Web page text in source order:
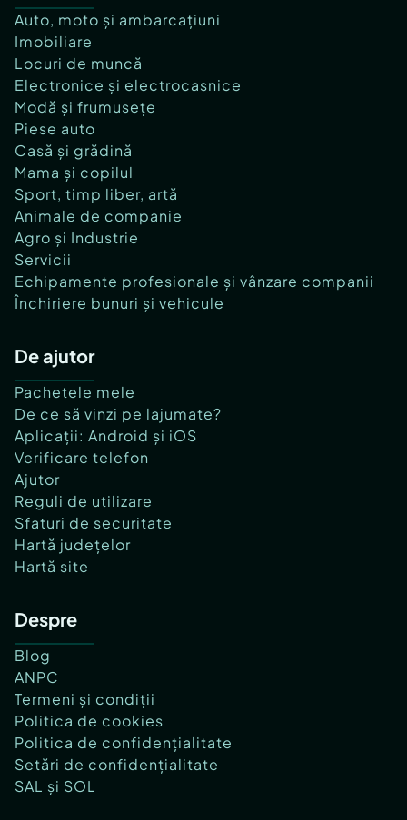
Auto, moto și ambarcațiuni
Imobiliare
Locuri de muncă
Electronice și electrocasnice
Modă și frumusețe
Piese auto
Casă și grădină
Mama și copilul
Sport, timp liber, artă
Animale de companie
Agro și Industrie
Servicii
Echipamente profesionale și vânzare companii
Închiriere bunuri și vehicule
De ajutor
Pachetele mele
De ce să vinzi pe lajumate?
Aplicații: Android și iOS
Verificare telefon
Ajutor
Reguli de utilizare
Sfaturi de securitate
Hartă județelor
Hartă site
Despre
Blog
ANPC
Termeni și condiții
Politica de cookies
Politica de confidențialitate
Setări de confidențialitate
SAL și SOL